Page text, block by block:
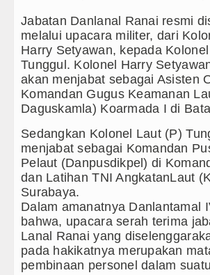
Arsenal Dibungkam
Chelsea Tumbang
Bupati Taput
PD AIJ Sumut
Bupati Toba Lantik
LGB Minus T dan Q
Aceh
Era Baru
Rico Waas
Jabatan Danlanal Ranai resmi
melalui upacara militer, dari
Harry Setyawan, kepada
Tunggul. Kolonel Harry
akan menjabat sebagai Asisten
Komandan Gugus Keamanan
Daguskamla) Koarmada I di
Sedangkan Kolonel Laut (P)
menjabat sebagai Komandan
Pelaut (Danpusdikpel) di
dan Latihan TNI AngkatanLaut
Surabaya.
Dalam amanatnya Danlantamal
bahwa, upacara serah terima
Lanal Ranai yang
pada hakikatnya merupakan
pembinaan personel dalam